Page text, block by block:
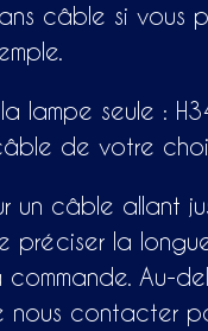
câble si vous
lampe seule :
de votre
un câble allant
préciser la
Au-
nous contacter